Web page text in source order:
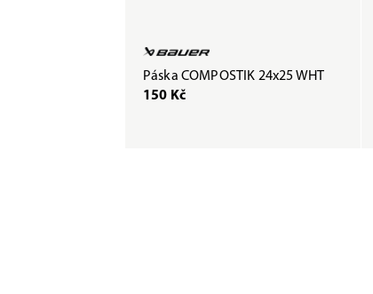
Páska COMPOSTIK 24x25 WHT
150 Kč